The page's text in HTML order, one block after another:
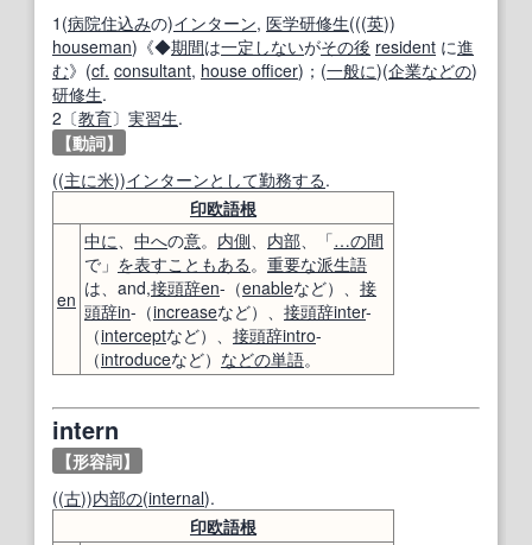
1(病院住込みの)インターン, 医学研修生(((英))
houseman)《◆期間は一定 しないがその後 resident に進
む》(cf. consultant, house officer)；(一般に)(企業などの)
研修生.
2〔教育〕 実習生.
【動詞】
((主に米))インターンとして勤務する.
印欧語根
en
中に、 中への意。 内側、 内部、「…の間
で」 を表すこともある。 重要な派生語
は、and,接頭辞en-（enableなど）、 接
頭辞in-（increaseなど）、 接頭辞inter-
（interceptなど）、 接頭辞intro-
（introduceなど） などの単語。
intern
【形容詞】
((古))内部の(internal).
印欧語根